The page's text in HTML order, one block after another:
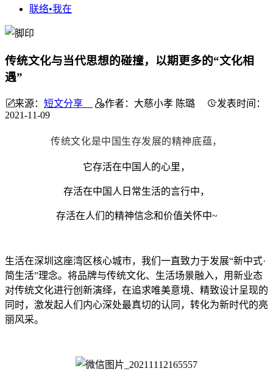
联络•我在
传统文化与当代思想的碰撞，以期更多的“文化相
遇”
来源： 短文分享 作者：大慈小孝 陈璐
发表时间：
2021-11-09
传统文化是中国生存发展的精神底蕴，
它存活在中国人的心里，
存活在中国人日常生活的言行中，
存活在人们的精神信念和价值关怀中~
生活在深圳这座湾区核心城市，我们一直致力于发展“新中式·
简生活”理念。将品牌与传统文化、生活场景融入，用新业态
对传统文化进行创新演绎，在追求唯美意境、精致设计呈现的
同时，激发起人们内心深处最真切的认同，转化为新时代的亮
丽风采。